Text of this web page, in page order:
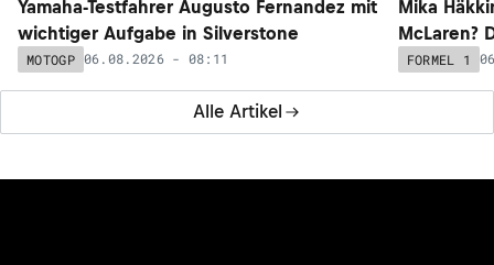
Alle Artikel
Yamaha-Testfahrer Augusto Fernandez mit
wichtiger Aufgabe in Silverstone
MOTOGP 06.08.2026 - 08:11
Mika
McLaren?
FORMEL 1